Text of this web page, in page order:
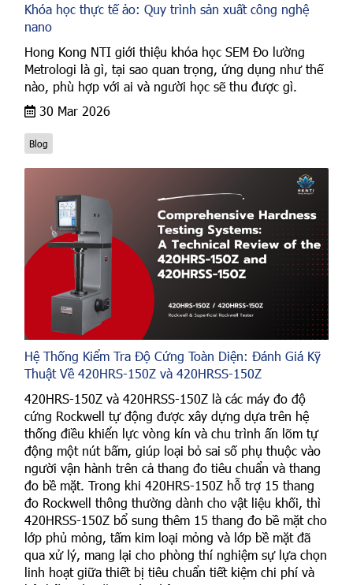
Khóa học thực tế ảo: Quy trình sản xuất công nghệ
nano
Hong Kong NTI giới thiệu khóa học SEM Đo lường
Metrologi là gì, tại sao quan trọng, ứng dụng như thế
nào, phù hợp với ai và người học sẽ thu được gì.
30 Mar 2026
Blog
Hệ Thống Kiểm Tra Độ Cứng Toàn Diện: Đánh Giá Kỹ
Thuật Về 420HRS-150Z và 420HRSS-150Z
420HRS-150Z và 420HRSS-150Z là các máy đo độ
cứng Rockwell tự động được xây dựng dựa trên hệ
thống điều khiển lực vòng kín và chu trình ấn lõm tự
động một nút bấm, giúp loại bỏ sai số phụ thuộc vào
người vận hành trên cả thang đo tiêu chuẩn và thang
đo bề mặt. Trong khi 420HRS-150Z hỗ trợ 15 thang
đo Rockwell thông thường dành cho vật liệu khối, thì
420HRSS-150Z bổ sung thêm 15 thang đo bề mặt cho
lớp phủ mỏng, tấm kim loại mỏng và lớp bề mặt đã
qua xử lý, mang lại cho phòng thí nghiệm sự lựa chọn
linh hoạt giữa thiết bị tiêu chuẩn tiết kiệm chi phí và